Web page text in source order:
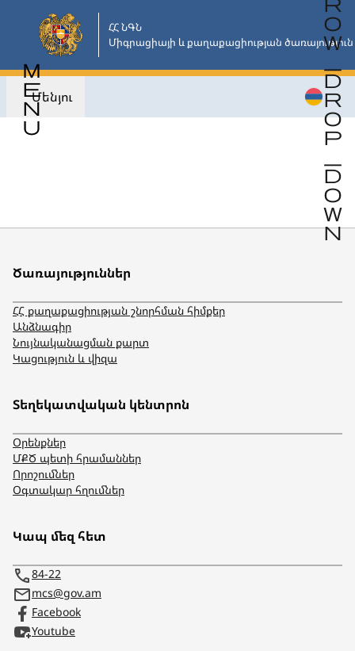
հիմնական
բովանդակությանը
ՀՀ ՆԳՆ
Միգրացիայի և քաղաքացիության ծառայություն
Մենյու
Ծառայություններ
ՀՀ քաղաքացիության շնորհման հիմքեր
Անձնագիր
Նույնականացման քարտ
Կացություն և վիզա
Տեղեկատվական կենտրոն
Օրենքներ
ՄՔԾ պետի հրամաններ
Որոշումներ
Օգտակար հղումներ
Կապ մեզ հետ
84-22
mcs@gov.am
Facebook
Youtube